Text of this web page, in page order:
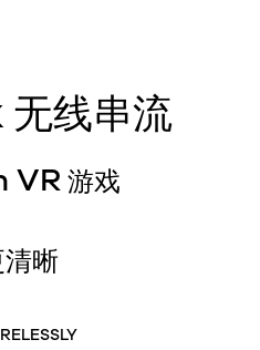
无线串流
VR 游戏
晰